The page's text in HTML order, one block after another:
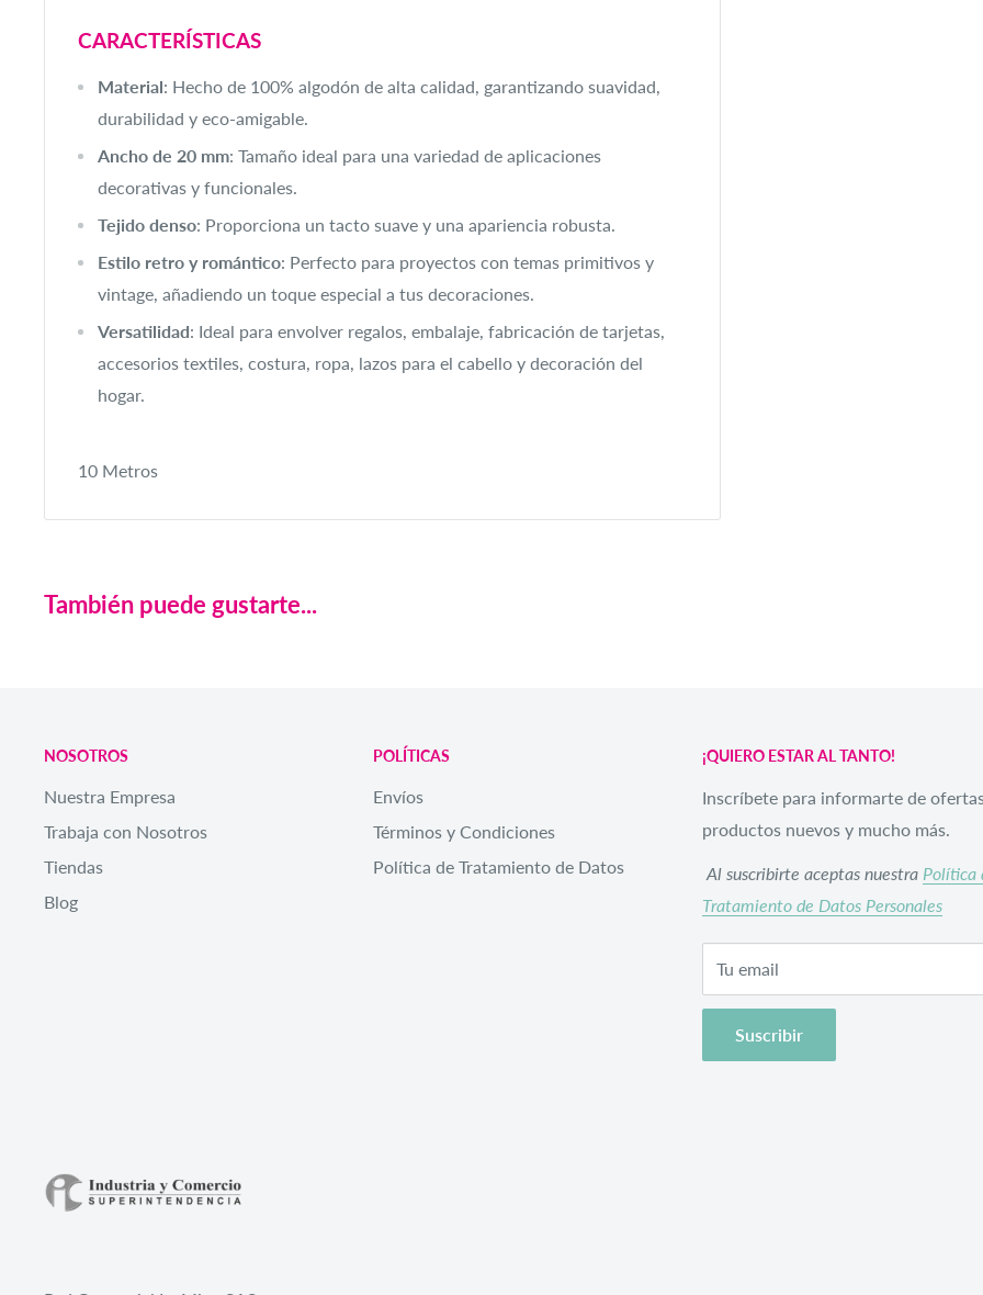
CARACTERÍSTICAS
Material: Hecho de 100% algodón de alta calidad, garantizando suavidad,
durabilidad y eco-amigable.
Ancho de 20 mm: Tamaño ideal para una variedad de aplicaciones
decorativas y funcionales.
Tejido denso: Proporciona un tacto suave y una apariencia robusta.
Estilo retro y romántico: Perfecto para proyectos con temas primitivos y
vintage, añadiendo un toque especial a tus decoraciones.
Versatilidad: Ideal para envolver regalos, embalaje, fabricación de tarjetas,
accesorios textiles, costura, ropa, lazos para el cabello y decoración del
hogar.
10 Metros
También puede gustarte...
NOSOTROS
Nuestra Empresa
Trabaja con Nosotros
Tiendas
Blog
POLÍTICAS
Envíos
Términos y Condiciones
Política de Tratamiento de Datos
¡QUIERO ESTAR AL TANTO!
Inscríbete para informarte de
productos nuevos y mucho más.
Al suscribirte aceptas nuestra Política
Tratamiento de Datos Personales
Tu email
Suscribir